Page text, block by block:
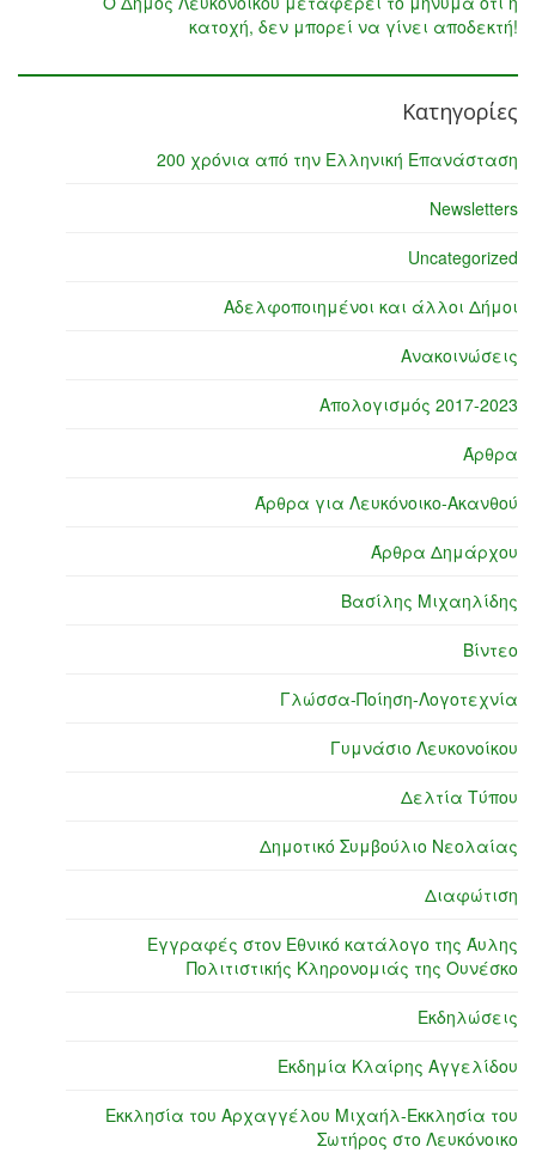
κατοχή, δεν μπορεί να γίνει αποδεκτή!
Κατηγορίες
200 χρόνια από την Ελληνική Επανάσταση
Newsletters
Uncategorized
Αδελφοποιημένοι και άλλοι Δήμοι
Ανακοινώσεις
Απολογισμός 2017-2023
Άρθρα
Άρθρα για Λευκόνοικο-Ακανθού
Άρθρα Δημάρχου
Βασίλης Μιχαηλίδης
Βίντεο
Γλώσσα-Ποίηση-Λογοτεχνία
Γυμνάσιο Λευκονοίκου
Δελτία Τύπου
Δημοτικό Συμβούλιο Νεολαίας
Διαφώτιση
Εγγραφές στον Εθνικό κατάλογο της Άυλης
Πολιτιστικής Κληρονομιάς της Ουνέσκο
Εκδηλώσεις
Εκδημία Κλαίρης Αγγελίδου
Εκκλησία του Αρχαγγέλου Μιχαήλ-Εκκλησία του
Σωτήρος στο Λευκόνοικο